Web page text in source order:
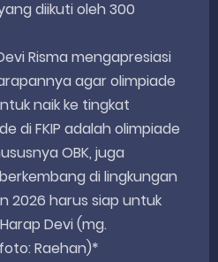
diikuti oleh 300
Risma mengapresiasi
agar olimpiade
naik ke tingkat
di FKIP adalah olimpiade
OBK, juga
di lingkungan
2026 harus siap untuk
Devi (mg.
Raehan)*